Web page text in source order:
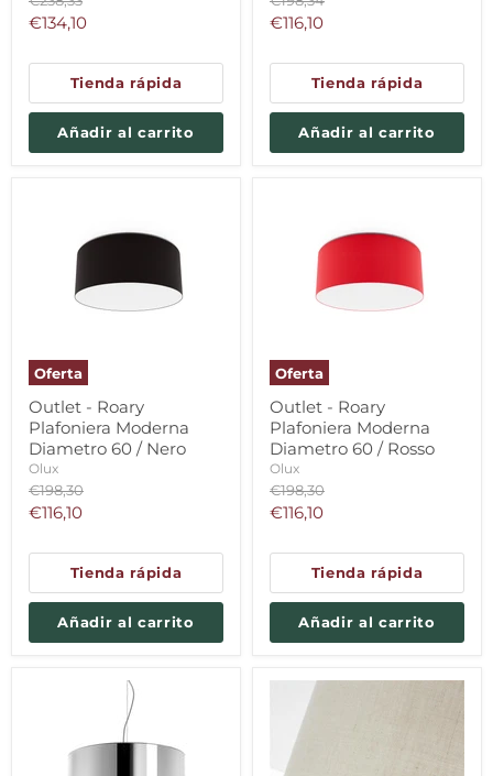
original
Precio
€134,10
Tienda rápida
Añadir al carrito
original
Precio
€116,10
Tienda rápida
Añadir al carrito
Oferta
Outlet - Roary
Plafoniera Moderna
Diametro 60 / Nero
Olux
Precio
original
€198,30
Precio
€116,10
Tienda rápida
Añadir al carrito
Oferta
Outlet - Roary
Plafoniera Moderna
Diametro 60 / Rosso
Olux
Precio
original
€198,30
Precio
€116,10
Tienda rápida
Añadir al carrito